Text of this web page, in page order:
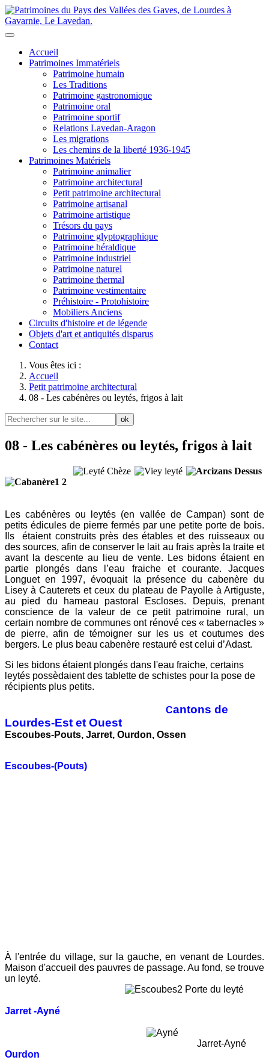
Accueil
Patrimoines Immatériels
Patrimoine humain
Les Traditions
Patrimoine gastronomique
Patrimoine oral
Patrimoine sportif
Relations Lavedan-Aragon
Les migrations
Les chemins de la liberté 1936-1945
Patrimoines Matériels
Patrimoine animalier
Patrimoine architectural
Petit patrimoine architectural
Patrimoine artisanal
Patrimoine artistique
Trésors du pays
Patrimoine glyptographique
Patrimoine héraldique
Patrimoine industriel
Patrimoine naturel
Patrimoine thermal
Patrimoine vestimentaire
Préhistoire - Protohistoire
Mobiliers Anciens
Circuits d'histoire et de légende
Objets d'art et antiquités disparus
Contact
Vous êtes ici :
Accueil
Petit patrimoine architectural
08 - Les cabénères ou leytés, frigos à lait
ok
08 - Les cabénères ou leytés, frigos à lait
Les cabénères ou leytés (en vallée de Campan) sont de
petits édicules de pierre fermés par une petite porte de bois.
Ils étaient construits près des étables et des ruisseaux ou
des sources, afin de conserver le lait au frais après la traite et
avant la descente au lieu de vente. Les bidons étaient en
partie plongés dans l’eau fraiche et courante. Jacques
Longuet en 1997, évoquait la présence du cabenère du
Lisey à Cauterets et ceux du plateau de Payolle à Artiguste,
au pied du hameau pastoral Escloses. Depuis, prenant
conscience de la valeur de ce petit patrimoine rural, un
certain nombre de communes ont rénové ces « tabernacles »
de pierre, afin de témoigner sur les us et coutumes des
bergers. Le plus beau cabenère restauré est celui d’Adast.
Si les bidons étaient plongés dans l'eau fraiche, certains
leytés possèdaient des tablette de schistes pour la pose de
récipients plus petits.
Cantons de
Lourdes-Est et Ouest
Escoubes-Pouts, Jarret, Ourdon, Ossen
Escoubes-(Pouts)
À l'entrée du village, sur la gauche, en venant de Lourdes.
Maison d'accueil des pauvres de passage. Au fond, se trouve
un leyté.
Porte du leyté
Jarret -Ayné
Jarret-Ayné
Ourdon